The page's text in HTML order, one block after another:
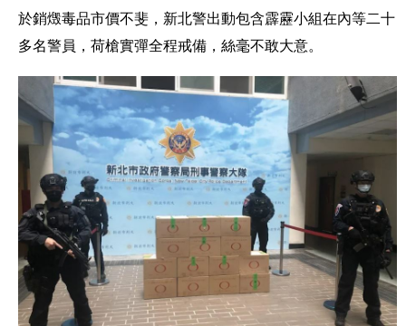
於銷燬毒品市價不斐，新北警出動包含霹靂小組在內等二十
多名警員，荷槍實彈全程戒備，絲毫不敢大意。